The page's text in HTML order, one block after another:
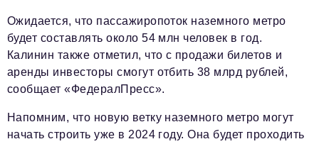
Ожидается, что пассажиропоток наземного метро
будет составлять около 54 млн человек в год.
Калинин также отметил, что с продажи билетов и
аренды инвесторы смогут отбить 38 млрд рублей,
сообщает «ФедералПресс».
Напомним, что новую ветку наземного метро могут
начать строить уже в 2024 году. Она будет проходить